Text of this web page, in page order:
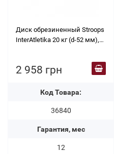
Диск обрезиненный Stroops
InterAtletika 20 кг (d-52 мм),
2 958 грн
Код Товара:
36840
Гарантия, мес
12